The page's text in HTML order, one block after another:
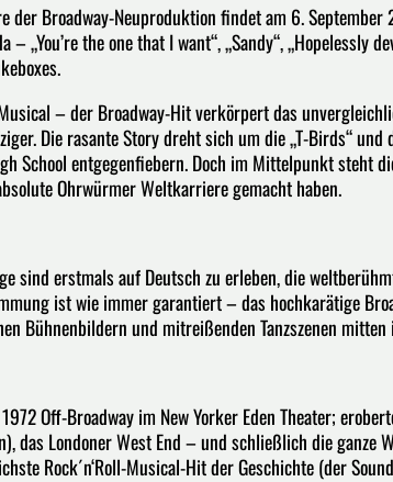
der Broadway-Neuproduktion findet am 6.
„You’re the one that I want“, „Sandy“, „Hopelessly
– der Broadway-Hit verkörpert das
Die rasante Story dreht sich um die „T-Birds“ und
School entgegenfiebern. Doch im Mittelpunkt steht
Ohrwürmer Weltkarriere gemacht haben.
sind erstmals auf Deutsch zu erleben, die
ist wie immer garantiert – das hochkarätige
Bühnenbildern und mitreißenden Tanzszenen mitten
1972 Off-Broadway im New Yorker Eden Theater;
das Londoner West End – und schließlich die ganze
Rock´n‘Roll-Musical-Hit der Geschichte (der